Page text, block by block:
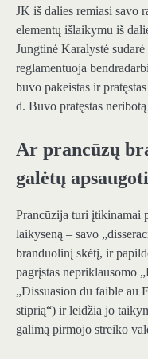
JK iš dalies remiasi savo
elementų išlaikymu iš
Jungtinė Karalystė
reglamentuoja
buvo pakeistas ir
d. Buvo pratęstas
Ar prancūzų
galėtų
Prancūzija turi įtikinamai
laikyseną – savo
branduolinį skėtį, ir
pagrįstas nepriklausomo
„Dissuasion du faible au
stiprią“) ir leidžia jo
galimą pirmojo streiko